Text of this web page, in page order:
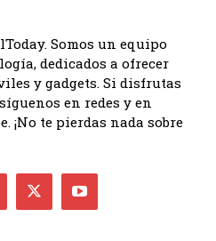
Somos un equipo
dedicados a ofrecer
y gadgets. Si disfrutas
en redes y en
¡No te pierdas nada sobre